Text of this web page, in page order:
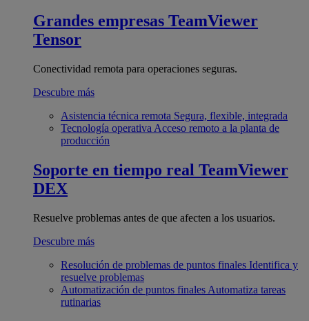
Grandes empresas TeamViewer
Tensor
Conectividad remota para operaciones seguras.
Descubre más
Asistencia técnica remota Segura, flexible, integrada
Tecnología operativa Acceso remoto a la planta de
producción
Soporte en tiempo real TeamViewer
DEX
Resuelve problemas antes de que afecten a los usuarios.
Descubre más
Resolución de problemas de puntos finales Identifica y
resuelve problemas
Automatización de puntos finales Automatiza tareas
rutinarias